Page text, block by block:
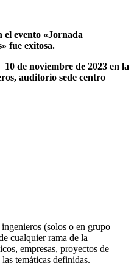
evento «Jornada
fue exitosa.
de noviembre de 2023 en la
auditorio sede centro
(solos o en grupo
cualquier rama de la
empresas, proyectos de
temáticas definidas.